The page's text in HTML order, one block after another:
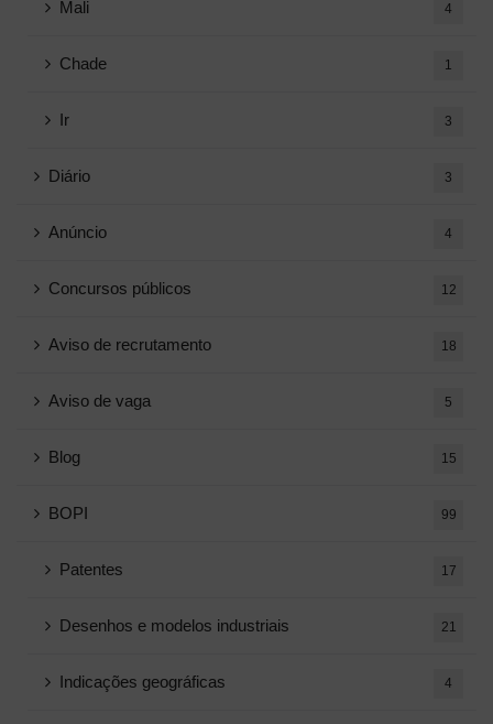
Mali 4
Chade 1
Ir 3
Diário 3
Anúncio 4
Concursos públicos 12
Aviso de recrutamento 18
Aviso de vaga 5
Blog 15
BOPI 99
Patentes 17
Desenhos e modelos industriais 21
Indicações geográficas 4